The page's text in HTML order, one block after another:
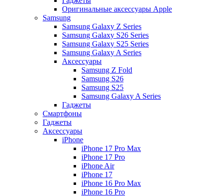
Оригинальные аксессуары Apple
Samsung
Samsung Galaxy Z Series
Samsung Galaxy S26 Series
Samsung Galaxy S25 Series
Samsung Galaxy A Series
Аксессуары
Samsung Z Fold
Samsung S26
Samsung S25
Samsung Galaxy A Series
Гаджеты
Смартфоны
Гаджеты
Аксессуары
iPhone
iPhone 17 Pro Max
iPhone 17 Pro
iPhone Air
iPhone 17
iPhone 16 Pro Max
iPhone 16 Pro